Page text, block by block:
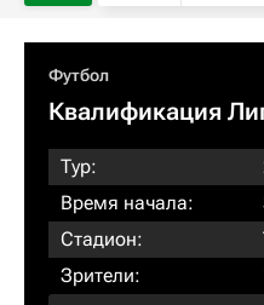
Футбол
Квалификация
Тур:
Время начала:
Стадион:
Зрители: